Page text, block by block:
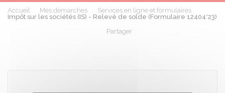
Accueil Mes démarches
Services en ligne et formulaires
Impôt sur les sociétés (IS) - Relevé de solde (Formulaire 12404*23)
Partager